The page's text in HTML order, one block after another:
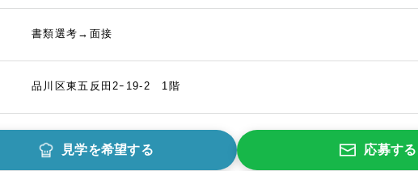
書類選考→面接
品川区東五反田2ｰ19-2 1階
見学を希望する 応募する